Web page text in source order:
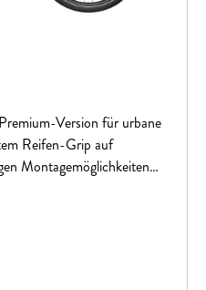
Version für urbane
Reifen-Grip auf
Montagemöglichkeiten
beträgt 160 kg.